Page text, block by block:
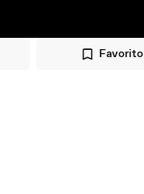
Favorito